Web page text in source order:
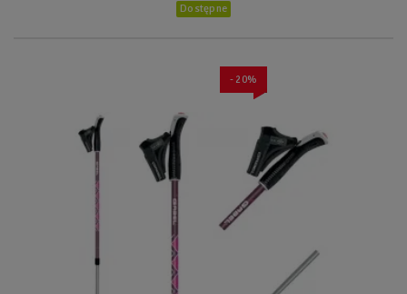
Dostępne
- 20%